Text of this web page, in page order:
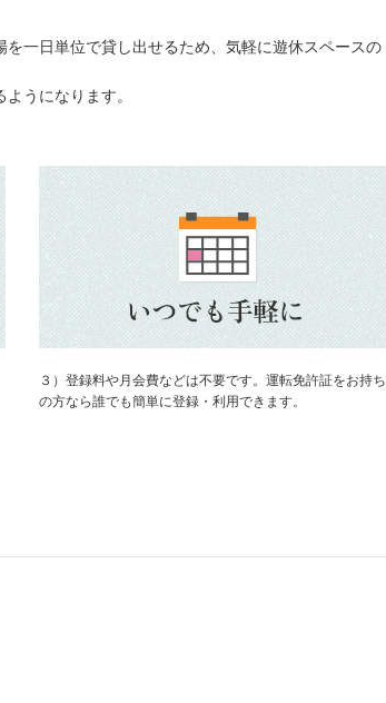
一日単位で貸し出せるため、気軽に遊休スペースの
うになります。
３）登録料や月会費などは不要です。運転免許証をお持ち
の方なら誰でも簡単に登録・利用できます。